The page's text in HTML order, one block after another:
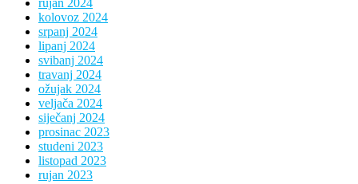
rujan 2024
kolovoz 2024
srpanj 2024
lipanj 2024
svibanj 2024
travanj 2024
ožujak 2024
veljača 2024
siječanj 2024
prosinac 2023
studeni 2023
listopad 2023
rujan 2023